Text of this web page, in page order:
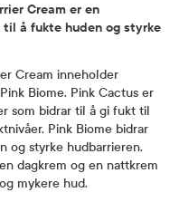
Cream er en
å fukte huden og styrke
Cream inneholder
Biome. Pink Cactus er
som bidrar til å gi fukt til
Pink Biome bidrar
og styrke hudbarrieren.
dagkrem og en nattkrem
mykere hud.